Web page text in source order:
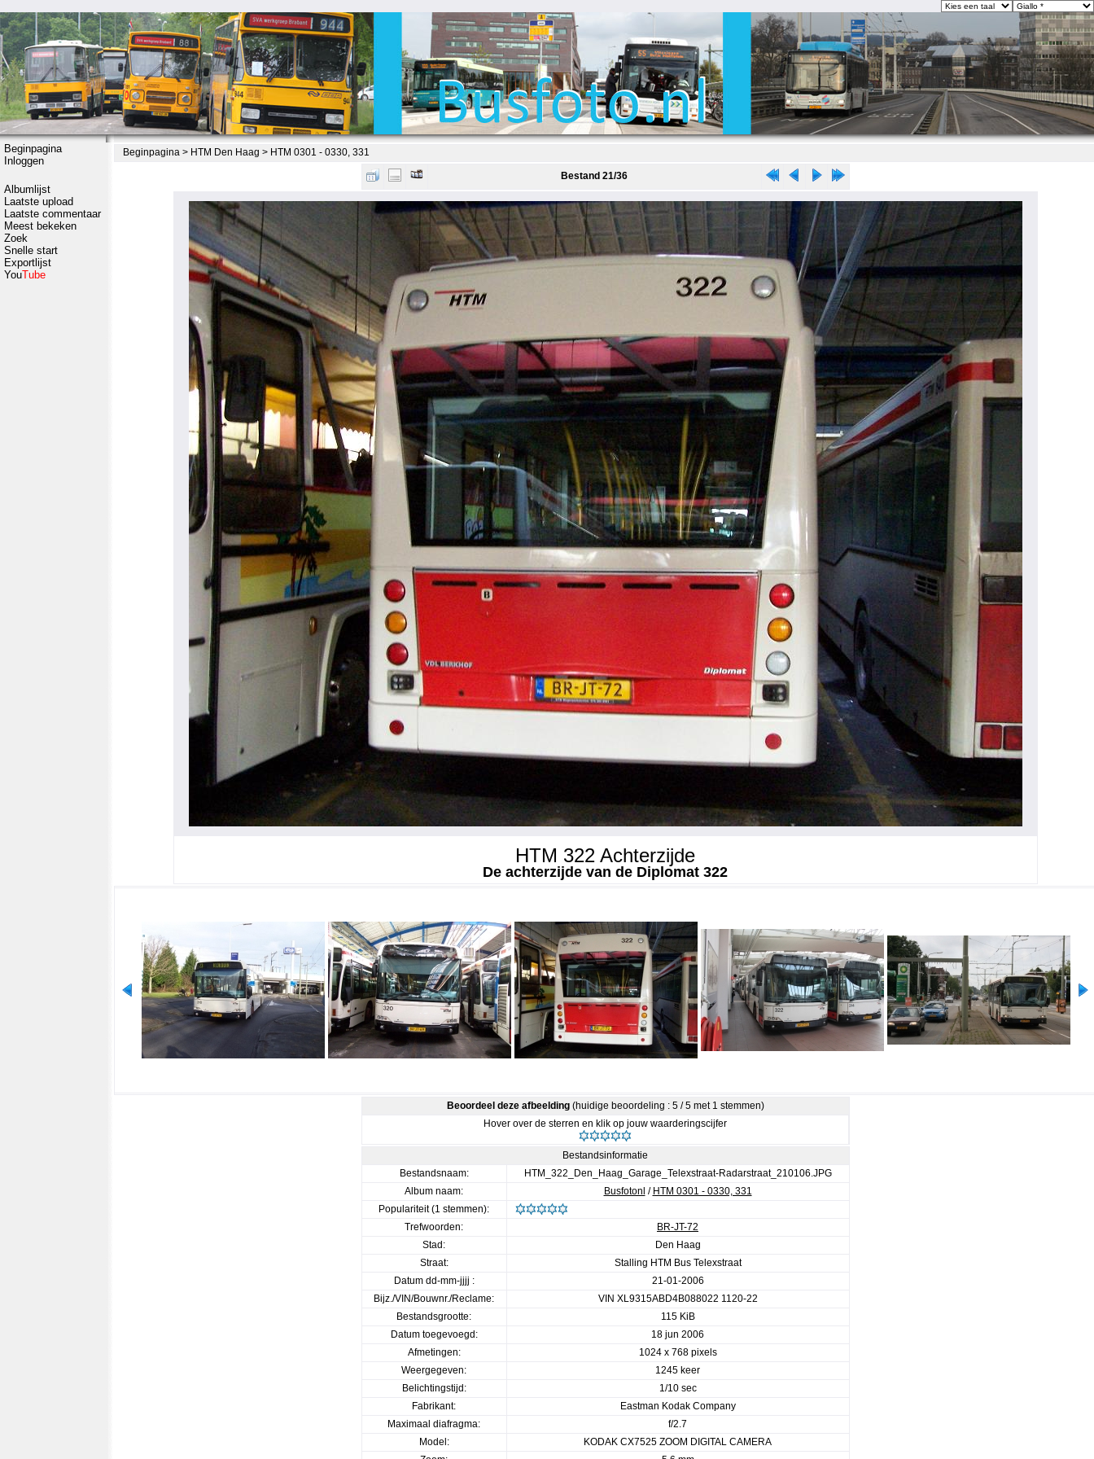
Beginpagina
Inloggen
Albumlijst
Laatste upload
Laatste commentaar
Meest bekeken
Zoek
Snelle start
Exportlijst
YouTube
Beginpagina > HTM Den Haag > HTM 0301 - 0330, 331
Bestand 21/36
HTM 322 Achterzijde
De achterzijde van de Diplomat 322
Beoordeel deze afbeelding(huidige beoordeling : 5 / 5 met 1 stemmen)
Hover over de sterren en klik op jouw waarderingscijfer
Bestandsinformatie
Bestandsnaam:
HTM_322_Den_Haag_Garage_Telexstraat-Radarstraat_210106.JPG
Album naam:
Busfotonl / HTM 0301 - 0330, 331
Populariteit (1 stemmen):
Trefwoorden:
BR-JT-72
Stad:
Den Haag
Straat:
Stalling HTM Bus Telexstraat
Datum dd-mm-jjjj :
21-01-2006
Bijz./VIN/Bouwnr./Reclame:
VIN XL9315ABD4B088022 1120-22
Bestandsgrootte:
115 KiB
Datum toegevoegd:
18 jun 2006
Afmetingen:
1024 x 768 pixels
Weergegeven:
1245 keer
Belichtingstijd:
1/10 sec
Fabrikant:
Eastman Kodak Company
Maximaal diafragma:
f/2.7
Model:
KODAK CX7525 ZOOM DIGITAL CAMERA